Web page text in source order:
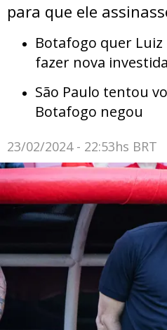
para que ele
Botafogo quer
fazer nova investida
São Paulo tentou
Botafogo negou
23/02/2024 - 22:53hs BRT